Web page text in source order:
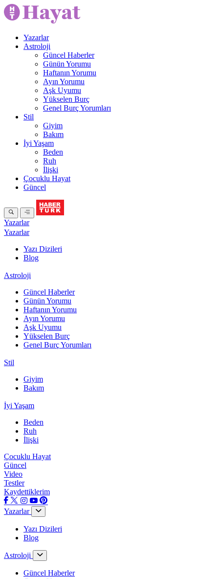
Yazarlar
Astroloji
Güncel Haberler
Günün Yorumu
Haftanın Yorumu
Ayın Yorumu
Aşk Uyumu
Yükselen Burç
Genel Burç Yorumları
Stil
Giyim
Bakım
İyi Yaşam
Beden
Ruh
İlişki
Çocuklu Hayat
Güncel
Yazarlar
Yazarlar
Yazı Dizileri
Blog
Astroloji
Güncel Haberler
Günün Yorumu
Haftanın Yorumu
Ayın Yorumu
Aşk Uyumu
Yükselen Burç
Genel Burç Yorumları
Stil
Giyim
Bakım
İyi Yaşam
Beden
Ruh
İlişki
Çocuklu Hayat
Güncel
Video
Testler
Kaydettiklerim
Yazarlar
Yazı Dizileri
Blog
Astroloji
Güncel Haberler